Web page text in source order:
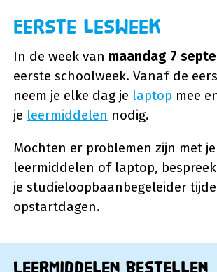
Eerste lesweek
In de week van maandag 7
eerste schoolweek. Vanaf de
neem je elke dag je laptop mee
je leermiddelen nodig.
Mochten er problemen zijn met je
leermiddelen of laptop,
je studieloopbaanbegeleider
opstartdagen.
Leermiddelen bestellen